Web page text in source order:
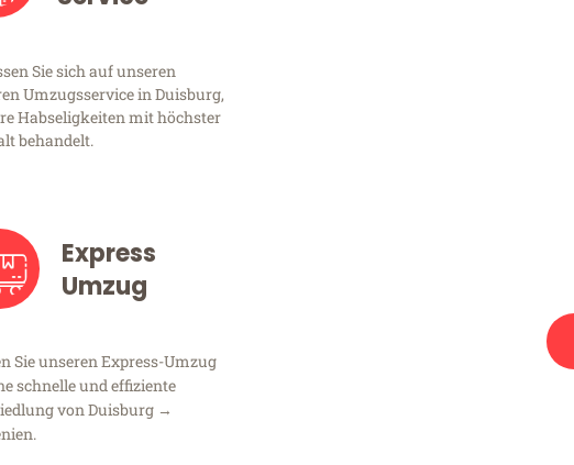
Sie sich auf unseren
Umzugsservice in Duisburg,
Habseligkeiten mit höchster
behandelt.
Express
Umzug
Sie unseren Express-Umzug
schnelle und effiziente
von Duisburg →